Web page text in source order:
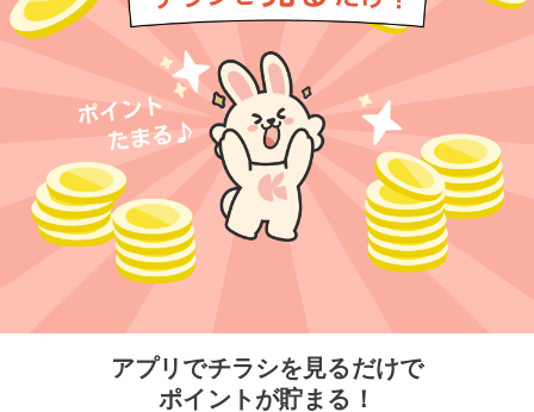
アプリでチラシを見るだけで
ポイントが貯まる！